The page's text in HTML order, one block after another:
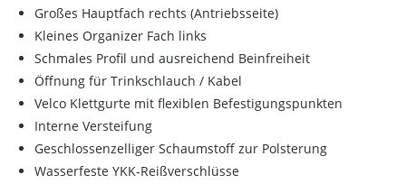
Großes Hauptfach rechts (Antriebsseite)
Kleines Organizer Fach links
Schmales Profil und ausreichend Beinfreiheit
Öffnung für Trinkschlauch / Kabel
Velco Klettgurte mit flexiblen Befestigungspunkten
Interne Versteifung
Geschlossenzelliger Schaumstoff zur Polsterung
Wasserfeste YKK-Reißverschlüsse